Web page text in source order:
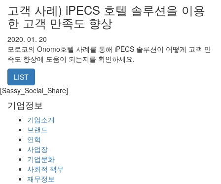
고객 사례) iPECS 호텔 솔루션을 이용
한 고객 만족도 향상
2020. 01. 20
모로코의 Onomo호텔 사례를 통해 iPECS 솔루션이 어떻게 고객 만
족도 향상에 도움이 되는지를 확인하세요.
LIST
[Sassy_Social_Share]
기업정보
기업소개
브랜드
연혁
사업장
기업문화
사회적 책무
재무정보